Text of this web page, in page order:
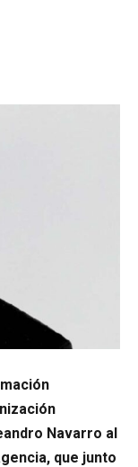
Navarro al
que junto